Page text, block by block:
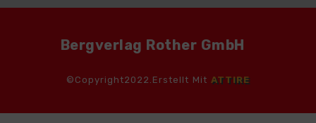
Bergverlag Rother GmbH
©Copyright2022.Erstellt Mit ATTIRE